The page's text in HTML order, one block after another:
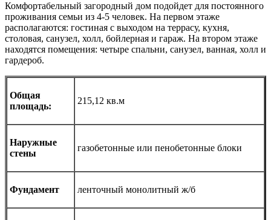
Комфортабельный загородный дом подойдет для постоянного
проживания семьи из 4-5 человек. На первом этаже
располагаются: гостиная с выходом на террасу, кухня,
столовая, санузел, холл, бойлерная и гараж. На втором этаже
находятся помещения: четыре спальни, санузел, ванная, холл и
гардероб.
Общая
площадь:
215,12 кв.м
Наружные
стены
газобетонные или пенобетонные блоки
Фундамент ленточный монолитный ж/б